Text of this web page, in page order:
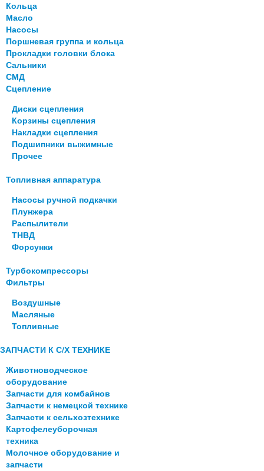
Кольца
Масло
Насосы
Поршневая группа и кольца
Прокладки головки блока
Сальники
СМД
Сцепление
Диски сцепления
Корзины сцепления
Накладки сцепления
Подшипники выжимные
Прочее
Топливная аппаратура
Насосы ручной подкачки
Плунжера
Распылители
ТНВД
Форсунки
Турбокомпрессоры
Фильтры
Воздушные
Масляные
Топливные
ЗАПЧАСТИ К С/Х ТЕХНИКЕ
Животноводческое
оборудование
Запчасти для комбайнов
Запчасти к немецкой технике
Запчасти к сельхозтехнике
Картофелеуборочная
техника
Молочное оборудование и
запчасти